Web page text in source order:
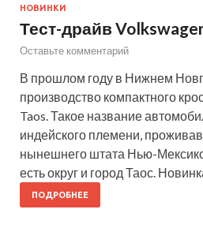
НОВИНКИ
Тест-драйв
Оставьте комментарий
В прошлом году в Нижнем
производство компактного
Taos. Такое название
индейского племени,
нынешнего штата Нью-
есть округ и город Таос.
ПОДРОБНЕЕ